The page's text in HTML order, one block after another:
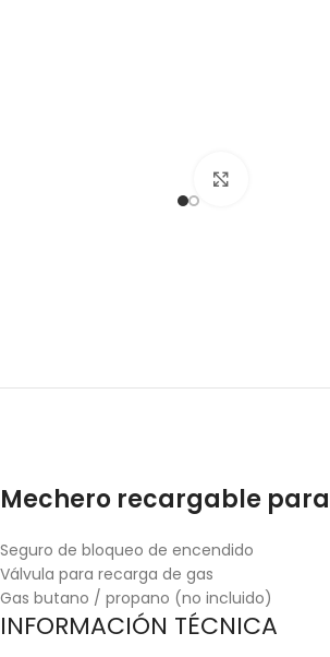
Mechero recargable para
Seguro de bloqueo de encendido
Válvula para recarga de gas
Gas butano / propano (no incluido)
INFORMACIÓN TÉCNICA